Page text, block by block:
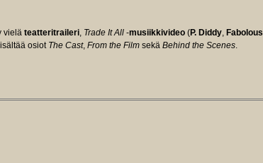
vielä teatteritraileri, Trade It All -musiikkivideo (P. Diddy, Fabolous
osiot The Cast, From the Film sekä Behind the Scenes.